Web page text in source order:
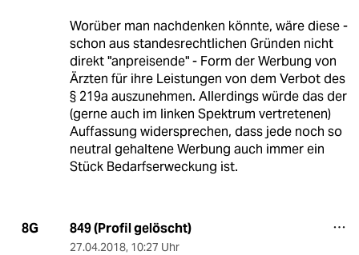
Worüber man nachdenken könnte, wäre diese -
schon aus standesrechtlichen Gründen nicht
direkt "anpreisende" - Form der Werbung von
Ärzten für ihre Leistungen von dem Verbot des
§ 219a auszunehmen. Allerdings würde das der
(gerne auch im linken Spektrum vertretenen)
Auffassung widersprechen, dass jede noch so
neutral gehaltene Werbung auch immer ein
Stück Bedarfserweckung ist.
8G 849 (Profil gelöscht)
27.04.2018, 10:27 Uhr